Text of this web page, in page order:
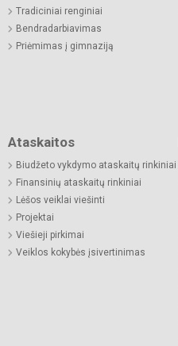
Tradiciniai renginiai
Bendradarbiavimas
Priėmimas į gimnaziją
Ataskaitos
Biudžeto vykdymo ataskaitų rinkiniai
Finansinių ataskaitų rinkiniai
Lėšos veiklai viešinti
Projektai
Viešieji pirkimai
Veiklos kokybės įsivertinimas